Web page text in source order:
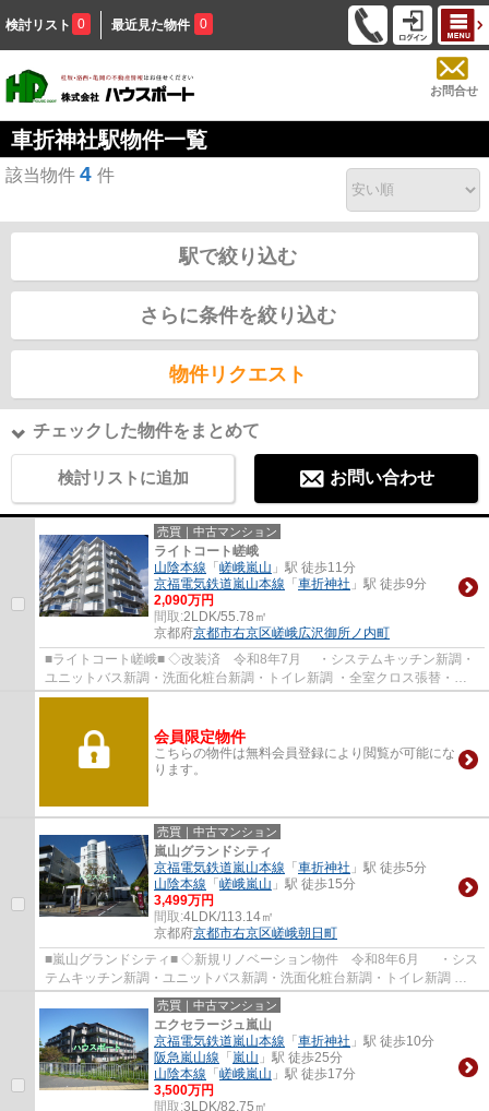
検討リスト 0 最近見た物件 0
お問合せ
車折神社駅物件一覧
該当物件 4 件
駅で絞り込む
さらに条件を絞り込む
物件リクエスト
チェックした物件をまとめて
検討リストに追加 お問い合わせ
売買｜中古マンション
ライトコート嵯峨
山陰本線 「嵯峨嵐山 」駅 徒歩11分
京福電気鉄道嵐山本線 「車折神社 」駅 徒歩9分
2,090万円
間取:2LDK/55.78㎡
京都府京都市右京区嵯峨広沢御所ノ内町
■ライトコート嵯峨■ ◇改装済 令和8年7月 ・システムキッチン新調・
ユニットバス新調・洗面化粧台新調・トイレ新調 ・全室クロス張替・全
室フローリング張替・ハウスクリーニング 他...
会員限定物件
こちらの物件は無料会員登録により閲覧が可能にな
ります。
売買｜中古マンション
嵐山グランドシティ
京福電気鉄道嵐山本線 「車折神社 」駅 徒歩5分
山陰本線 「嵯峨嵐山 」駅 徒歩15分
3,499万円
間取:4LDK/113.14㎡
京都府京都市右京区嵯峨朝日町
■嵐山グランドシティ■ ◇新規リノベーション物件 令和8年6月 ・シス
テムキッチン新調・ユニットバス新調・洗面化粧台新調・トイレ新調 ・
全室クロス張替・全室フローリング張替・CF...
売買｜中古マンション
エクセラージュ嵐山
京福電気鉄道嵐山本線 「車折神社 」駅 徒歩10分
阪急嵐山線 「嵐山 」駅 徒歩25分
山陰本線 「嵯峨嵐山 」駅 徒歩17分
3,500万円
間取:3LDK/82.75㎡